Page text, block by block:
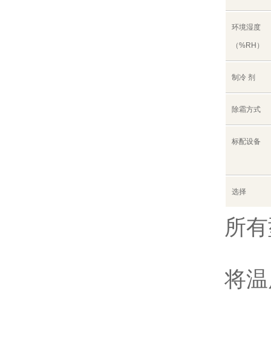
环境湿度
（%RH）
制冷 剂
除霜方式
标配设备
选择
所
将